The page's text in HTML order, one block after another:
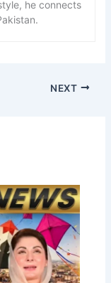
he connects
NEXT